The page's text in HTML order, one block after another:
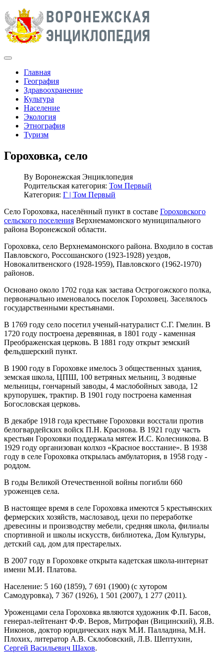
Главная
География
Здравоохранение
Культура
Население
Экология
Этнография
Туризм
Гороховка, село
By Воронежская Энциклопедия
Родительская категория: Том Первый
Категория: Г | Том Первый
Село Гороховка, населённый пункт в составе Гороховского
сельского поселения Верхнемамонского муниципального
района Воронежской области.
Гороховка, село Верхнемамонского района. Входило в состав
Павловского, Россошанского (1923-1928) уездов,
Новокалитвенского (1928-1959), Павловского (1962-1970)
районов.
Основано около 1702 года как застава Острогожского полка,
первоначально именовалось поселок Гороховец. Заселялось
государственными крестьянами.
В 1769 году село посетил ученый-натуралист С.Г. Гмелин. В
1720 году построена деревянная, в 1801 году - каменная
Преображенская церковь. В 1881 году открыт земский
фельдшерский пункт.
В 1900 году в Гороховке имелось 3 общественных здания,
земская школа, ЦПШ, 100 ветряных мельниц, 3 водяные
мельницы, гончарный заводы, 4 маслобойных завода, 12
крупорушек, трактир. В 1901 году построена каменная
Богословская церковь.
В декабре 1918 года крестьяне Гороховки восстали против
белогвардейских войск П.Н. Краснова. В 1921 году часть
крестьян Гороховки поддержала мятеж И.С. Колесникова. В
1929 году организован колхоз «Красное восстание». В 1938
году в селе Гороховка открылась амбулатория, в 1958 году -
роддом.
В годы Великой Отечественной войны погибли 660
уроженцев села.
В настоящее время в селе Гороховка имеются 5 крестьянских
фермерских хозяйств, маслозавод, цехи по переработке
древесины и производству мебели, средняя школа, филиалы
спортивной и школы искусств, библиотека, Дом Культуры,
детский сад, дом для престарелых.
В 2007 году в Гороховке открыта кадетская школа-интернат
имени М.И. Платова.
Население: 5 160 (1859), 7 691 (1900) (с хутором
Самодуровка), 7 367 (1926), 1 501 (2007), 1 277 (2011).
Уроженцами села Гороховка являются художник Ф.П. Басов,
генерал-лейтенант Ф.Ф. Веров, Митрофан (Вицинский), Я.В.
Никонов, доктор юридических наук М.И. Палладина, М.Н.
Плохих, литератор А.В. Склобовский, Л.В. Шептухин,
Сергей Васильевич Шахов.